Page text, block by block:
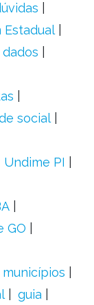
Estadual
social
Undime PI
GO
municípios
guia